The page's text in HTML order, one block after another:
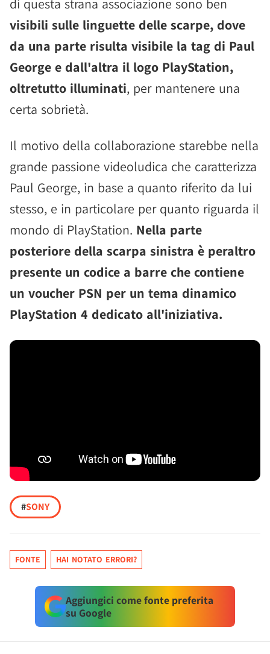
di questa strana associazione sono ben
visibili sulle linguette delle scarpe, dove
da una parte risulta visibile la tag di Paul
George e dall'altra il logo PlayStation,
oltretutto illuminati, per mantenere una
certa sobrietà.
Il motivo della collaborazione starebbe nella
grande passione videoludica che caratterizza
Paul George, in base a quanto riferito da lui
stesso, e in particolare per quanto riguarda il
mondo di PlayStation. Nella parte
posteriore della scarpa sinistra è peraltro
presente un codice a barre che contiene
un voucher PSN per un tema dinamico
PlayStation 4 dedicato all'iniziativa.
#SONY
FONTE HAI NOTATO ERRORI?
Aggiungici come fonte preferita
su Google